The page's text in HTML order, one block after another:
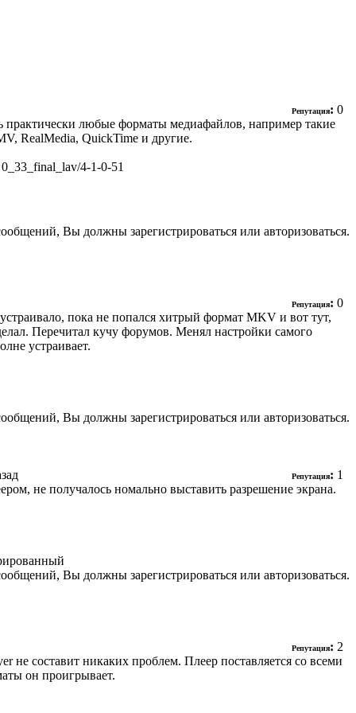
Репутация: 0
практически любые форматы медиафайлов, например такие
RealMedia, QuickTime и другие.
4-1-0-51
Вы должны зарегистрироваться или авторизоваться.
Репутация: 0
пока не попался хитрый формат MKV и вот тут,
Перечитал кучу форумов. Менял настройки самого
устраивает.
Вы должны зарегистрироваться или авторизоваться.
Репутация: 1
не получалось номально выставить разрешение экрана.
Вы должны зарегистрироваться или авторизоваться.
Репутация: 2
не составит никаких проблем. Плеер поставляется со всеми
он проигрывает.